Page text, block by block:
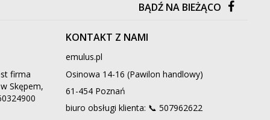
BĄDŹ NA BIEŻĄCO
firma
Skępem,
KONTAKT Z NAMI
emulus.pl
Osinowa 14-16 (Pawilon handlowy)
61-454 Poznań
biuro obsługi klienta: 📞 507962622